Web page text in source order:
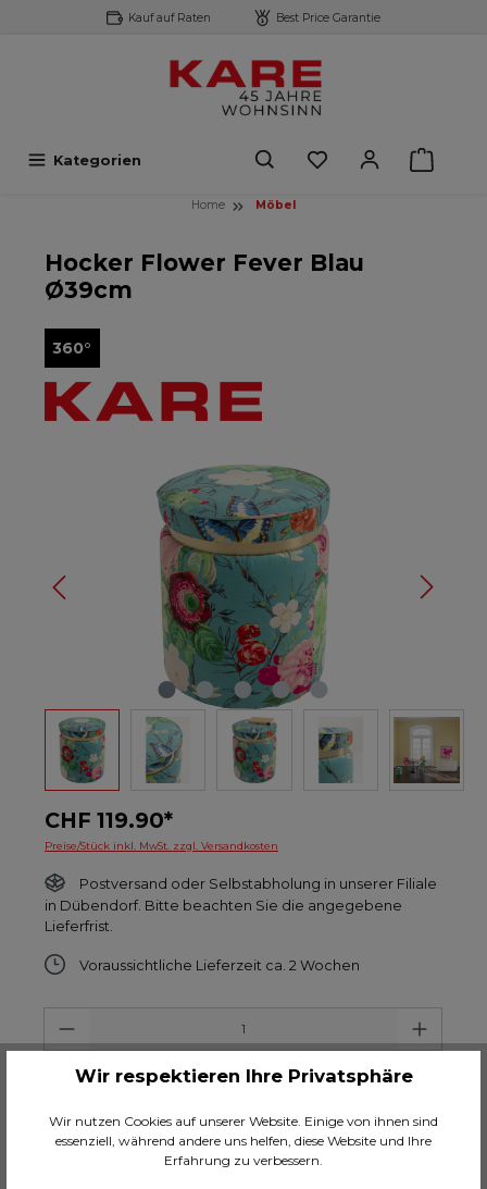
springen Kauf auf Raten Best Price Garantie
Kategorien
Home Möbel
Hocker Flower Fever Blau
Ø39cm
360°
CHF 119.90*
Preise/Stück inkl. MwSt. zzgl. Versandkosten
Postversand oder Selbstabholung in unserer Filiale
in Dübendorf. Bitte beachten Sie die angegebene
Lieferfrist.
Voraussichtliche Lieferzeit ca. 2 Wochen
Zum Merkzettel hinzufügen
Wir respektieren Ihre Privatsphäre
Wir nutzen Cookies auf unserer Website. Einige von ihnen sind
essenziell, während andere uns helfen, diese Website und Ihre
Erfahrung zu verbessern.